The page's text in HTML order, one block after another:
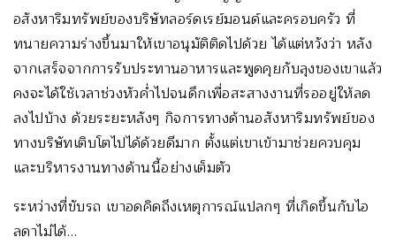
อสังหาริมทรัพย์ของบริษัทลอร์ดเรย์มอนด์และครอบครัว ที่
ทนายความร่างขึ้นมาให้เขาอนุมัติติดไปด้วย ได้แต่หวังว่า หลัง
จากเสร็จจากการรับประทานอาหารและพูดคุยกับลุงของเขาแล้ว
คงจะได้ใช้เวลาช่วงหัวค่ำไปจนดึกเพื่อสะสางงานที่รออยู่ให้ลด
ลงไปบ้าง ด้วยระยะหลังๆ กิจการทางด้านอสังหาริมทรัพย์ของ
ทางบริษัทเติบโตไปได้ด้วยดีมาก ตั้งแต่เขาเข้ามาช่วยควบคุม
และบริหารงานทางด้านนี้อย่างเต็มตัว
ระหว่างที่ขับรถ เขาอดคิดถึงเหตุการณ์แปลกๆ ที่เกิดขึ้นกับไอ
ลดาไม่ได้…